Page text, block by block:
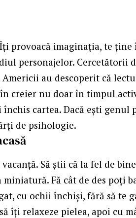
provoacă imaginația, te ține
personajelor. Cercetătorii
au descoperit că
creier nu doar în timpul
închis cartea. Dacă ești
de psihologie.
Să știi că la fel de
Fă cât de des poți
cu ochii închiși, fără să te
îți relaxeze pielea, apoi cu